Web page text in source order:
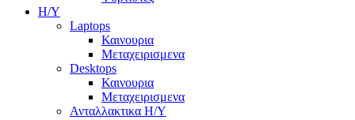
Η/Υ
Laptops
Καινουρια
Μεταχειρισμενα
Desktops
Καινουρια
Μεταχειρισμενα
Ανταλλακτικα H/Y